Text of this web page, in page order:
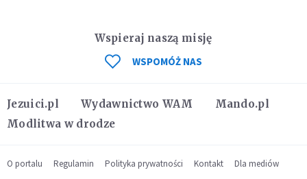
Jezuici.pl Wydawnictwo WAM
Mando.pl
Modlitwa w drodze
Wspieraj naszą misję
WSPOMÓŻ NAS
O portalu Regulamin Polityka prywatności Kontakt
Dla mediów